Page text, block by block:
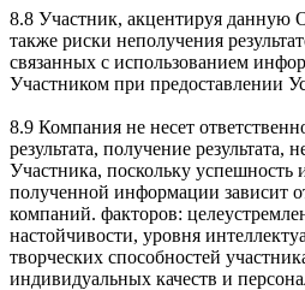
8.8 Участник, акцентируя данную
также риски неполучения
связанных с использованием
Участником при предоставлении
8.9 Компания не несет
результата, получение
Участника, поскольку успешность
полученной информации зависит
компаний. факторов:
настойчивости, уровня
творческих способностей
индивидуальных качеств и